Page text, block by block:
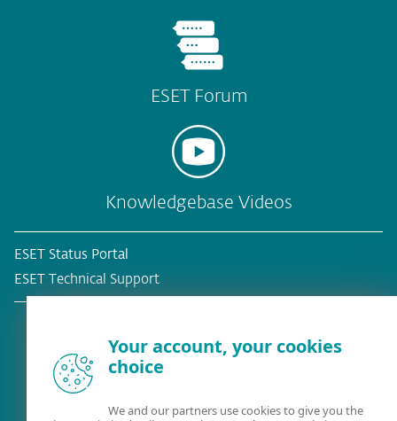
ESET Forum
Knowledgebase Videos
ESET Status Portal
ESET Technical Support
Your account, your cookies
choice
We and our partners use cookies to give you the